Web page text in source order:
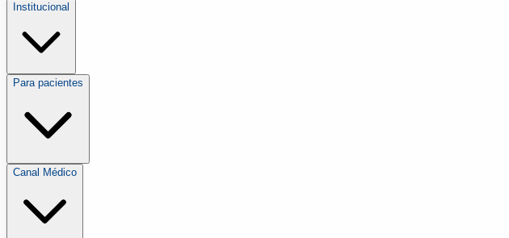
Institucional
Para pacientes
Canal Médico